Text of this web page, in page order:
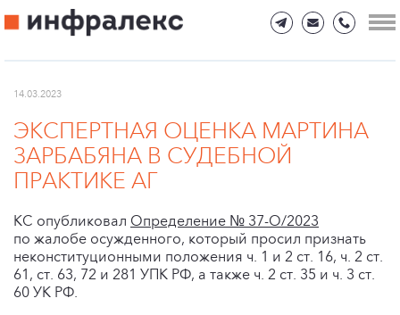
14.03.2023
ЭКСПЕРТНАЯ ОЦЕНКА МАРТИНА
ЗАРБАБЯНА В СУДЕБНОЙ
ПРАКТИКЕ АГ
КС опубликовал Определение № 37-О/2023
по жалобе осужденного, который просил признать
неконституционными положения ч. 1 и 2 ст. 16, ч. 2 ст.
61, ст. 63, 72 и 281 УПК РФ, а также ч. 2 ст. 35 и ч. 3 ст.
60 УК РФ.